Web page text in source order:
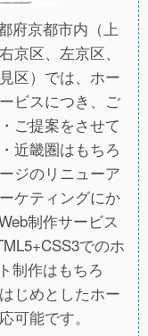
府京都市内（上
京区、左京区、
区）では、ホー
ビスにつき、ご
ご提案をさせて
近畿圏はもちろ
ジのリニューア
ケティングにか
制作サービス
でのホ
制作はもちろ
じめとしたホー
可能です。